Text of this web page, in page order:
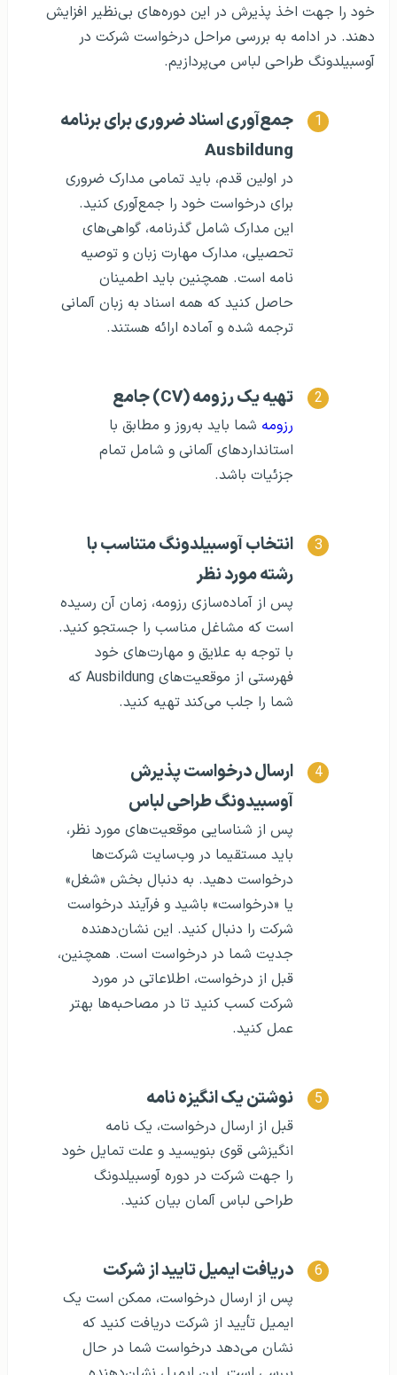
خود را جهت اخذ پذیرش در این دوره‌های بی‌نظیر افزایش
دهند. در ادامه به بررسی مراحل درخواست شرکت در
آوسبیلدونگ طراحی لباس می‌پردازیم.
جمع‌آوری اسناد ضروری برای برنامه
Ausbildung
در اولین قدم، باید تمامی مدارک ضروری
برای درخواست خود را جمع‌آوری کنید.
این مدارک شامل گذرنامه، گواهی‌های
تحصیلی، مدارک مهارت زبان و توصیه
نامه است. همچنین باید اطمینان
حاصل کنید که همه اسناد به زبان آلمانی
ترجمه شده و آماده ارائه هستند.
تهیه یک رزومه (CV) جامع
رزومه شما باید به‌روز و مطابق با
استانداردهای آلمانی و شامل تمام
جزئیات باشد.
انتخاب آوسبیلدونگ متناسب با
رشته مورد نظر
پس از آماده‌سازی رزومه، زمان آن رسیده
است که مشاغل مناسب را جستجو کنید.
با توجه به علایق و مهارت‌های خود
فهرستی از موقعیت‌های Ausbildung که
شما را جلب می‌کند تهیه کنید.
ارسال درخواست پذیرش
آوسبیدونگ طراحی لباس
پس از شناسایی موقعیت‌های مورد نظر،
باید مستقیما در وب‌سایت شرکت‌ها
درخواست دهید. به دنبال بخش «شغل»
یا «درخواست» باشید و فرآیند درخواست
شرکت را دنبال کنید. این نشان‌دهنده
جدیت شما در درخواست است. همچنین،
قبل از درخواست، اطلاعاتی در مورد
شرکت کسب کنید تا در مصاحبه‌ها بهتر
عمل کنید.
نوشتن یک انگیزه نامه
قبل از ارسال درخواست، یک نامه
انگیزشی قوی بنویسید و علت تمایل خود
را جهت شرکت در دوره آوسبیلدونگ
طراحی لباس آلمان بیان کنید.
دریافت ایمیل تایید از شرکت
پس از ارسال درخواست، ممکن است یک
ایمیل تأیید از شرکت دریافت کنید که
نشان می‌دهد درخواست شما در حال